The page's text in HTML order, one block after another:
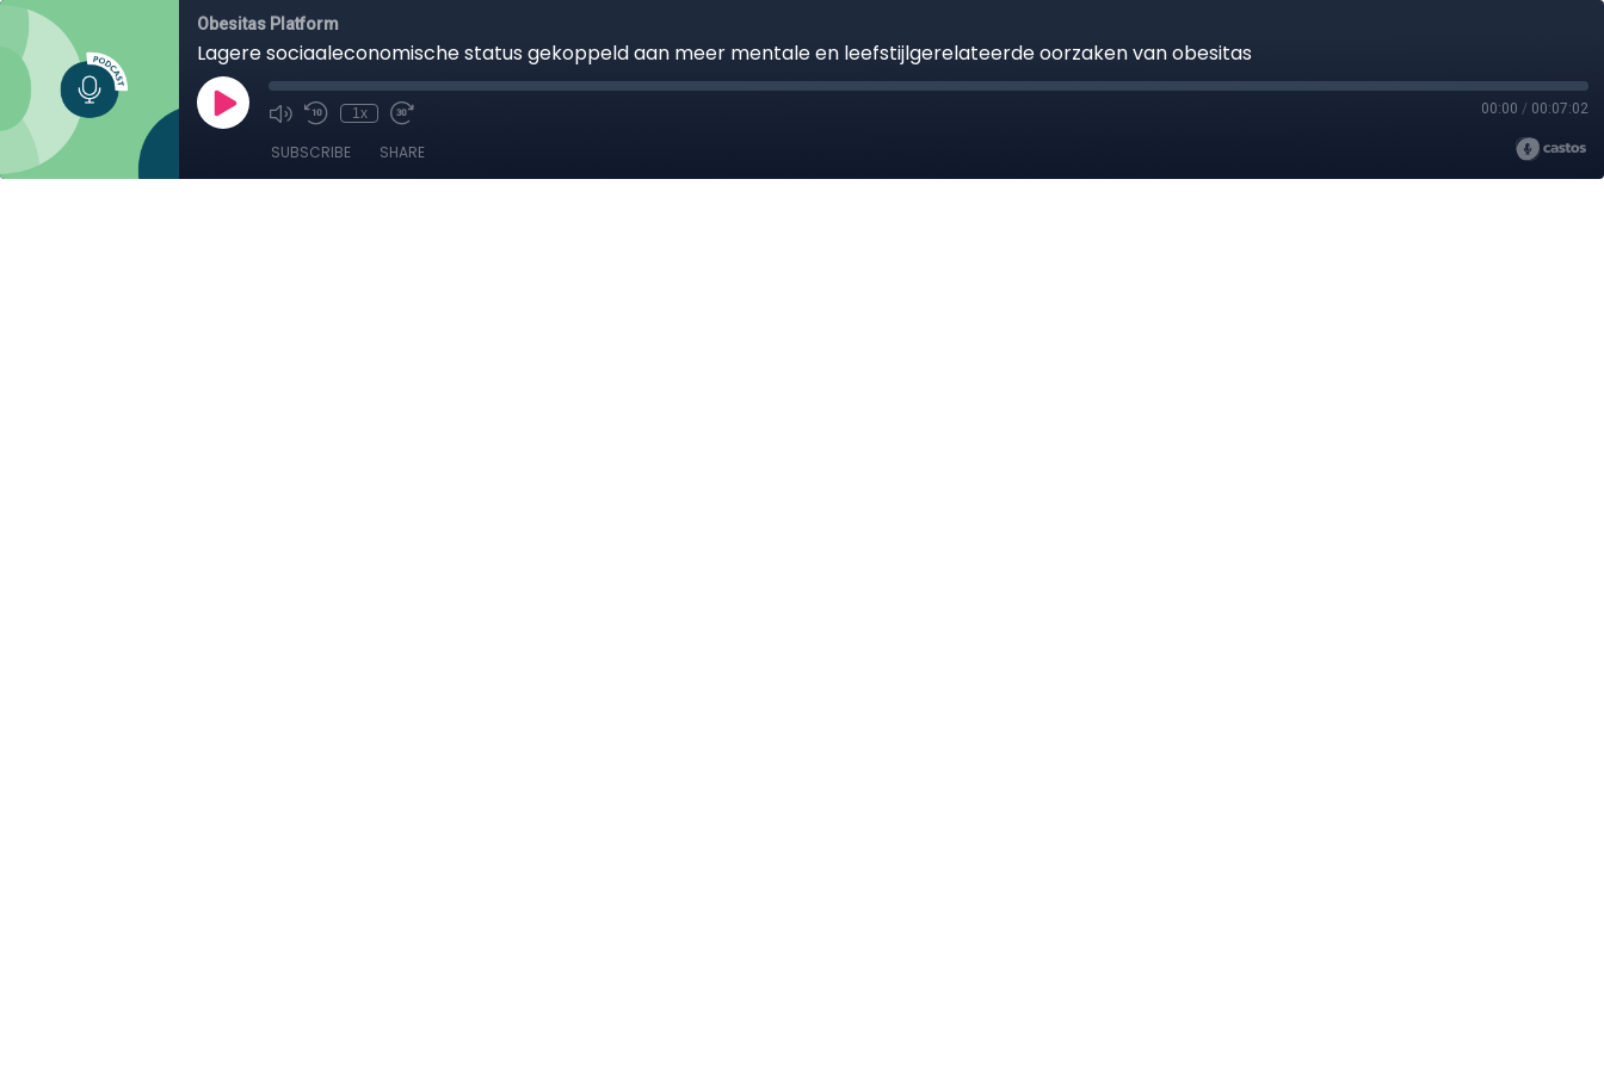
Obesitas Platform
Lagere sociaaleconomische status gekoppeld aan meer mentale en leefstijlgerelateerde oorzaken van obesitas
1x 00:00 / 00:07:02
SUBSCRIBE SHARE